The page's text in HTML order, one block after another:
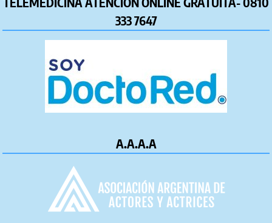
333 7647
A.A.A.A